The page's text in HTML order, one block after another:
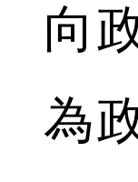
向
為